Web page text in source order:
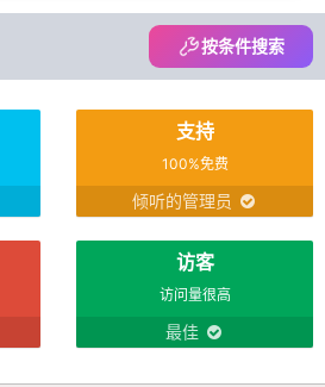
按条件搜索
支持
100%免费
倾听的管理员
访客
访问量很高
最佳